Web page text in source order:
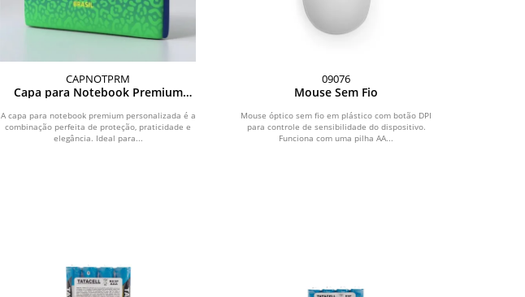
CAPNOTPRM
Capa para Notebook Premium
A capa para notebook premium personalizada é a
combinação perfeita de proteção, praticidade e
elegância. Ideal para...
09076
Mouse Sem Fio
Mouse óptico sem fio em plástico com botão DPI
para controle de sensibilidade do dispositivo.
Funciona com uma pilha AA...